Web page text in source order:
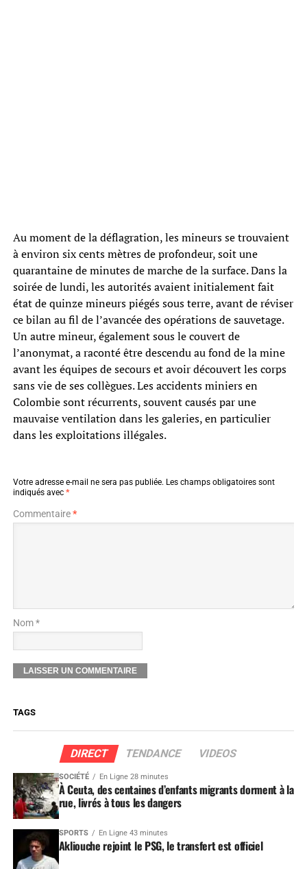
Au moment de la déflagration, les mineurs se trouvaient
à environ six cents mètres de profondeur, soit une
quarantaine de minutes de marche de la surface. Dans la
soirée de lundi, les autorités avaient initialement fait
état de quinze mineurs piégés sous terre, avant de réviser
ce bilan au fil de l’avancée des opérations de sauvetage.
Un autre mineur, également sous le couvert de
l’anonymat, a raconté être descendu au fond de la mine
avant les équipes de secours et avoir découvert les corps
sans vie de ses collègues. Les accidents miniers en
Colombie sont récurrents, souvent causés par une
mauvaise ventilation dans les galeries, en particulier
dans les exploitations illégales.
Votre adresse e-mail ne sera pas publiée. Les champs obligatoires sont
indiqués avec *
Commentaire*
Nom *
TAGS
DIRECT TENDANCE VIDEOS
SOCIÉTÉ En Ligne 28 minutes
À Ceuta, des centaines d’enfants migrants dorment à la
rue, livrés à tous les dangers
SPORTS En Ligne 43 minutes
Akliouche rejoint le PSG, le transfert est officiel